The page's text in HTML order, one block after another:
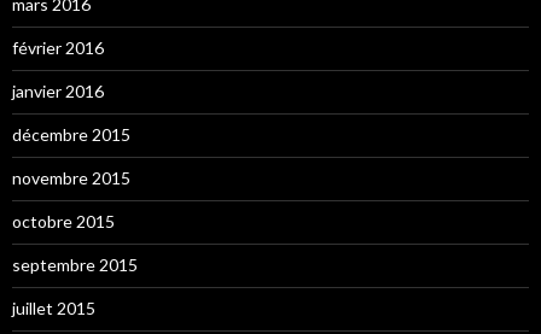
mars 2016
février 2016
janvier 2016
décembre 2015
novembre 2015
octobre 2015
septembre 2015
juillet 2015